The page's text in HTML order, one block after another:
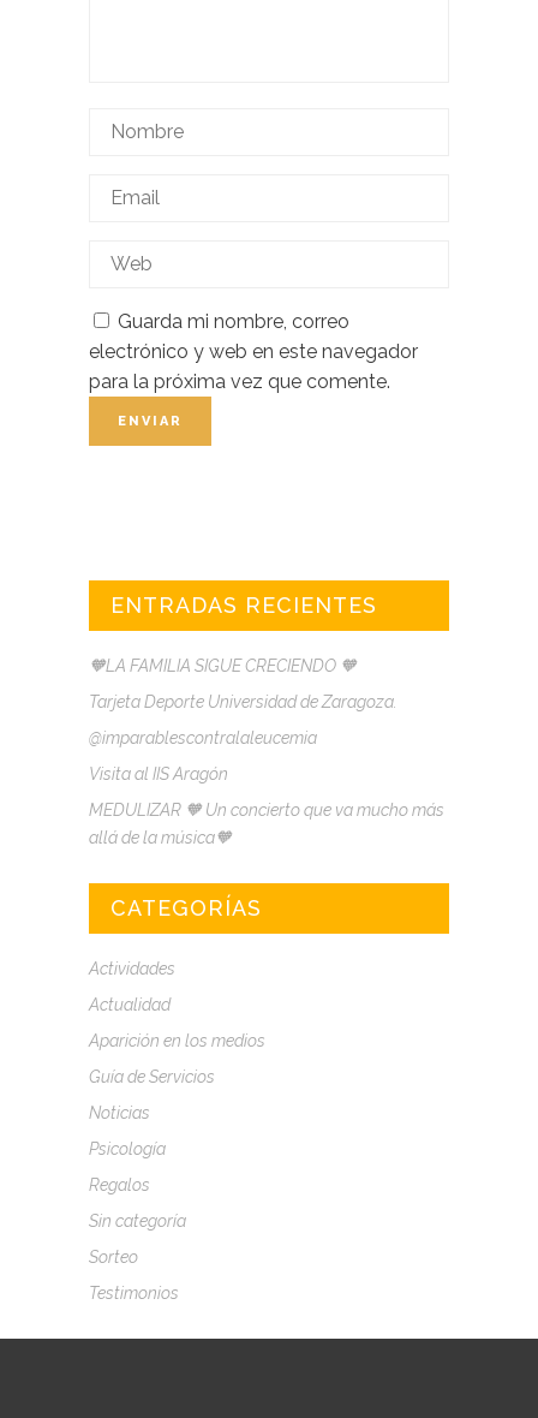
Guarda mi nombre, correo
electrónico y web en este navegador
para la próxima vez que comente.
ENTRADAS RECIENTES
🧡LA FAMILIA SIGUE CRECIENDO 🧡
Tarjeta Deporte Universidad de Zaragoza.
@imparablescontralaleucemia
Visita al IIS Aragón
MEDULIZAR 🧡 Un concierto que va mucho más
allá de la música🧡
CATEGORÍAS
Actividades
Actualidad
Aparición en los medios
Guía de Servicios
Noticias
Psicología
Regalos
Sin categoría
Sorteo
Testimonios